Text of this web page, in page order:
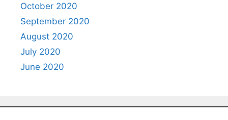
October 2020
September 2020
August 2020
July 2020
June 2020